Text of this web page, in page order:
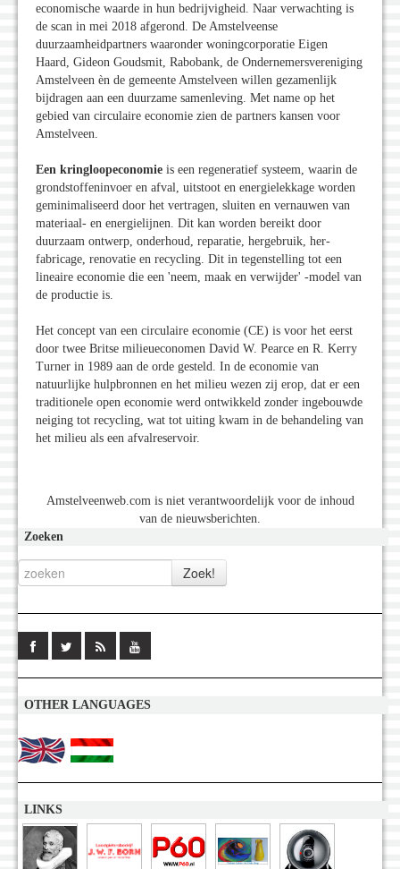
economische waarde in hun bedrijvigheid. Naar verwachting is
de scan in mei 2018 afgerond. De Amstelveense
duurzaamheidpartners waaronder woningcorporatie Eigen
Haard, Gideon Goudsmit, Rabobank, de Ondernemersvereniging
Amstelveen èn de gemeente Amstelveen willen gezamenlijk
bijdragen aan een duurzame samenleving. Met name op het
gebied van circulaire economie zien de partners kansen voor
Amstelveen.
Een kringloopeconomie is een regeneratief systeem, waarin de
grondstoffeninvoer en afval, uitstoot en energielekkage worden
geminimaliseerd door het vertragen, sluiten en vernauwen van
materiaal- en energielijnen. Dit kan worden bereikt door
duurzaam ontwerp, onderhoud, reparatie, hergebruik, her-
fabricage, renovatie en recycling. Dit in tegenstelling tot een
lineaire economie die een 'neem, maak en verwijder' -model van
de productie is.
Het concept van een circulaire economie (CE) is voor het eerst
door twee Britse milieueconomen David W. Pearce en R. Kerry
Turner in 1989 aan de orde gesteld. In de economie van
natuurlijke hulpbronnen en het milieu wezen zij erop, dat er een
traditionele open economie werd ontwikkeld zonder ingebouwde
neiging tot recycling, wat tot uiting kwam in de behandeling van
het milieu als een afvalreservoir.
Amstelveenweb.com is niet verantwoordelijk voor de inhoud
van de nieuwsberichten.
Zoeken
OTHER LANGUAGES
LINKS